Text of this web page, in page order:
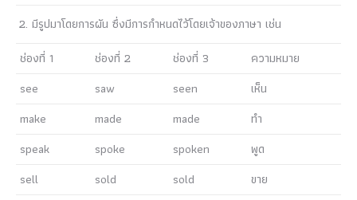
มีรูปมาโดยการผัน ซึ่งมีการกำหนดไว้โดยเจ้าของภาษา เช่น
ช่องที่ 1
ช่องที่ 2 ช่องที่ 3
ความหมาย
see
saw seen
เห็น
make
made made
ทำ
speak
spoke spoken
พูด
sell
sold sold
ขาย